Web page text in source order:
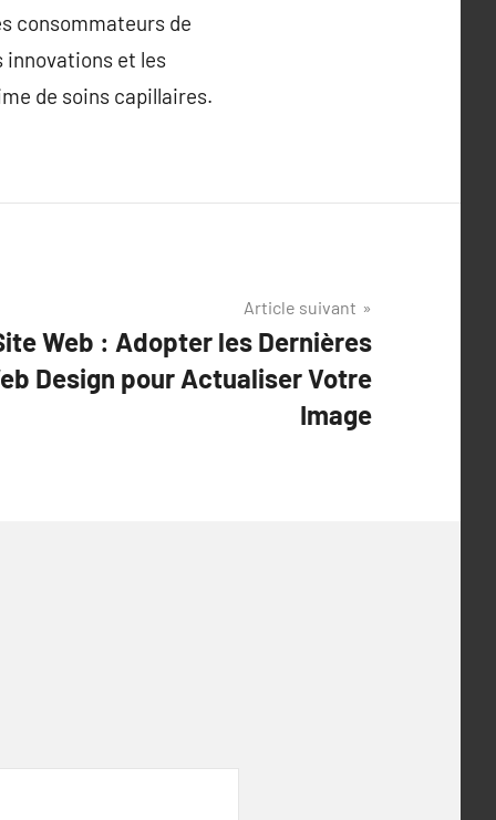
consommateurs de
innovations et les
de soins capillaires.
Article suivant
Web : Adopter les Dernières
Design pour Actualiser Votre
Image